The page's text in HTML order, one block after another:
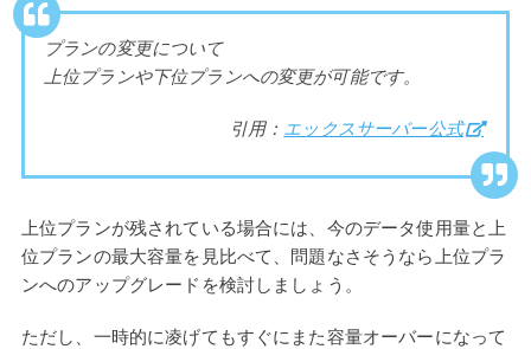
プランの変更について
上位プランや下位プランへの変更が可能です。
引用： エックスサーバー公式
上位プランが残されている場合には、今のデータ使用量と上
位プランの最大容量を見比べて、問題なさそうなら上位プラ
ンへのアップグレードを検討しましょう。
ただし、一時的に凌げてもすぐにまた容量オーバーになって